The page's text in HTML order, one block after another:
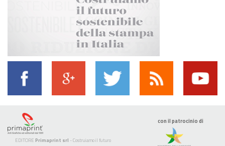
EDITORE Primaprint srl - Costruiamo il futuro
con il patrocinio di